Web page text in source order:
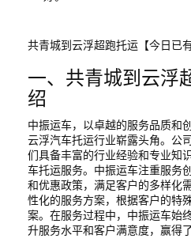
共青城到云浮超跑托运【今日已
一、共青城到云浮
绍
中振运车，以卓越的服务品质和
云浮汽车托运行业崭露头角。公
们具备丰富的行业经验和专业知
车托运服务。中振运车注重服务
和优惠政策，满足客户的多样化
性化的服务方案，根据客户的特
案。在服务过程中，中振运车始
升服务水平和客户满意度，赢得